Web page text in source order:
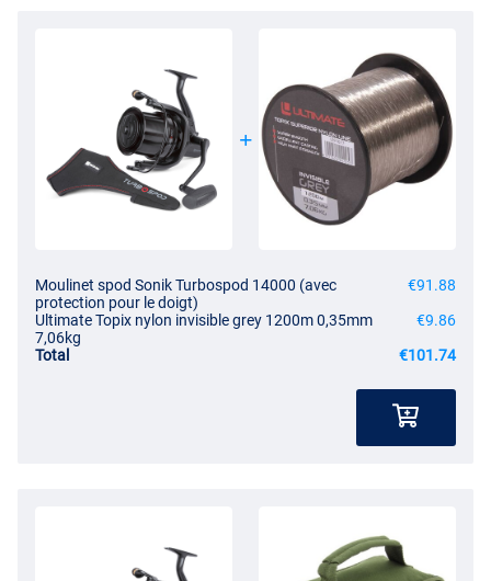
Moulinet spod Sonik Turbospod 14000 (avec
protection pour le doigt)
€91.88
Ultimate Topix nylon invisible grey 1200m 0,35mm
7,06kg
€9.86
Total
€101.74